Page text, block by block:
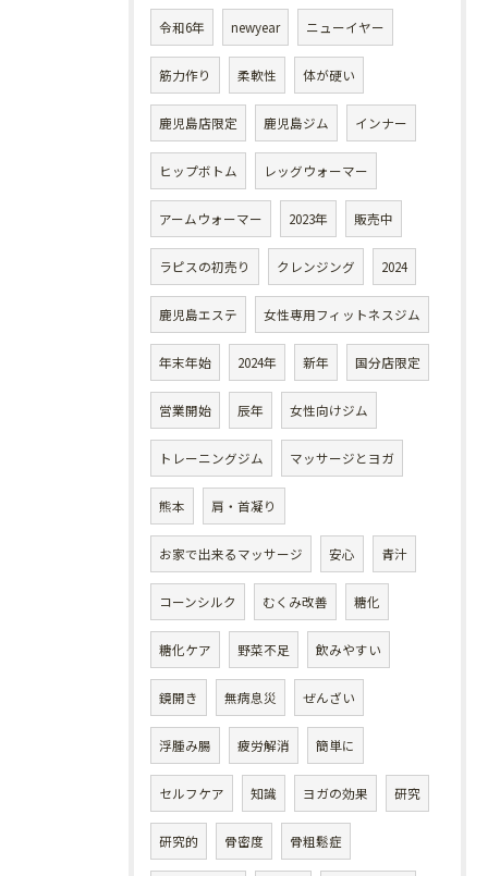
令和6年 newyear ニューイヤー
筋力作り 柔軟性 体が硬い
鹿児島店限定 鹿児島ジム インナー
ヒップボトム レッグウォーマー
アームウォーマー 2023年 販売中
ラピスの初売り クレンジング 2024
鹿児島エステ 女性専用フィットネスジム
年末年始 2024年 新年 国分店限定
営業開始 辰年 女性向けジム
トレーニングジム マッサージとヨガ
熊本 肩・首凝り
お家で出来るマッサージ 安心 青汁
コーンシルク むくみ改善 糖化
糖化ケア 野菜不足 飲みやすい
鏡開き 無病息災 ぜんざい
浮腫み腸 疲労解消 簡単に
セルフケア 知識 ヨガの効果 研究
研究的 骨密度 骨粗鬆症